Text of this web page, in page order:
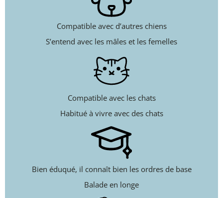
Compatible avec d’autres chiens
S’entend avec les mâles et les femelles
Compatible avec les chats
Habitué à vivre avec des chats
Bien éduqué, il connaît bien les ordres de base
Balade en longe